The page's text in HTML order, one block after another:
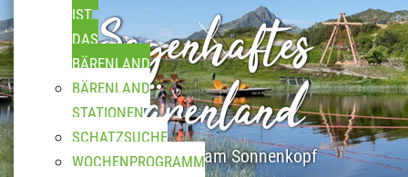
IST
DAS
BÄRENLAND
BÄRENLAND
STATIONEN
SCHATZSUCHE
WOCHENPROGRAMM
Sagenhaftes
Bärenland
Kinderparadies am Sonnenkopf